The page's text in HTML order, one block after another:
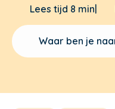
Lees tijd 8 min|